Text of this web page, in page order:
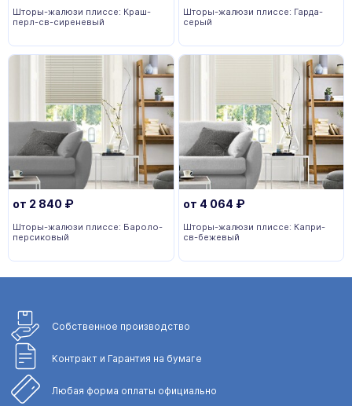
Шторы-жалюзи плиссе: Краш-
перл-св-сиреневый
Шторы-жалюзи плиссе: Гарда-
серый
от 2 840 ₽
Шторы-жалюзи плиссе: Бароло-
персиковый
от 4 064 ₽
Шторы-жалюзи плиссе: Капри-
св-бежевый
Собственное производство
Контракт и Гарантия на бумаге
Любая форма оплаты официально